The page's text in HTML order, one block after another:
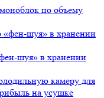
по объему
шуя» в хранении